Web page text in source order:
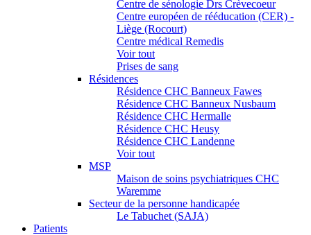
Centre de sénologie Drs Crèvecoeur
Centre européen de rééducation (CER) -
Liège (Rocourt)
Centre médical Remedis
Voir tout
Prises de sang
Résidences
Résidence CHC Banneux Fawes
Résidence CHC Banneux Nusbaum
Résidence CHC Hermalle
Résidence CHC Heusy
Résidence CHC Landenne
Voir tout
MSP
Maison de soins psychiatriques CHC
Waremme
Secteur de la personne handicapée
Le Tabuchet (SAJA)
Patients